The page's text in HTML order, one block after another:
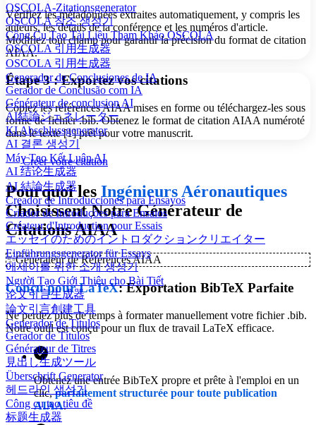
OSCOLA-Zitationsgenerator
OSCOLA 참조 생성기
Công Cụ Tạo Tài Liệu Tham Khảo OSCOLA
OSCOLA 引用生成器
OSCOLA 引用生成器
Generador de Conclusiones de IA
Gerador de Conclusão com IA
Générateur de conclusion AI
AI結論ジェネレーター
KI Abschlussgenerator
AI 결론 생성기
Máy Tạo Kết Luận AI
AI 结论生成器
AI 結論生成器
Creador de Introducciones para Ensayos
Criador de Introduções para Ensaios
Créateur d'Introduction pour Essais
エッセイのためのイントロダクションクリエイター
Einführungsgenerator für Essays
에세이를 위한 소개 생성기
Người Tạo Giới Thiệu cho Bài Tiết
论文引言生成器
論文引言創建工具
Generador de Títulos
Gerador de Títulos
Générateur de Titres
見出し生成ツール
Überschrift Generator
헤드라인 생성기
Công cụ tạo tiêu đề
标题生成器
Vérifiez les métadonnées extraites automatiquement, y compris les
auteurs, les détails de la conférence et les numéros d'article.
Modifiez tout champ pour garantir la précision du format de citation
AIAA.
Étape 3 : Exportez vos citations
Copiez les références AIAA mises en forme ou téléchargez-les sous
forme de fichier .bib. Obtenez le format de citation AIAA numéroté
dans le texte [1] prêt pour votre manuscrit.
Créer votre citation
Pourquoi les Ingénieurs Aéronautiques
Choisissent Notre Générateur de
Citations AIAA
✨Générateur de Références AIAA
Conçu pour LaTeX: Exportation BibTeX Parfaite
Ne perdez plus de temps à formater manuellement votre fichier .bib.
Notre outil est conçu pour un flux de travail LaTeX efficace.
Obtenez une entrée BibTeX propre et prête à l'emploi en un
clic,parfaitement structurée pour toute publication
AIAA.